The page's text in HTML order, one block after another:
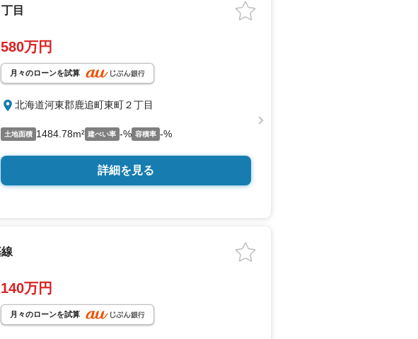
目
580万円
月々のローンを試算
北海道河東郡鹿追町東町２丁目
土地面積 1484.78m² 建ぺい率 -% 容積率 -%
詳細を見る
140万円
月々のローンを試算